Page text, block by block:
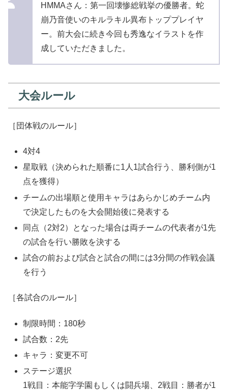
HMMAさん：第一回壊惨総戦挙の優勝者。蛇
崩乃音使いのキルラキル異布トッププレイヤ
ー。前大会に続き今回も秀逸なイラストを作
成していただきました。
大会ルール
［団体戦のルール］
4対4
星取戦（決められた順番に1人1試合行う、勝利側が1
点を獲得）
チームの出場順と使用キャラはあらかじめチーム内
で決定したものを大会開始後に発表する
同点（2対2）となった場合は両チームの代表者が1先
の試合を行い勝敗を決する
試合の前および試合と試合の間には3分間の作戦会議
を行う
［各試合のルール］
制限時間：180秒
試合数：2先
キャラ：変更不可
ステージ選択
1戦目：本能字学園もしくは闘兵場、2戦目：勝者が1